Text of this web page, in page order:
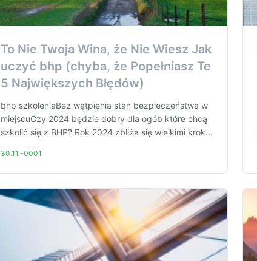
To Nie Twoja Wina, że Nie Wiesz Jak
uczyć bhp (chyba, że Popełniasz Te
5 Największych Błędów)
bhp szkoleniaBez wątpienia stan bezpieczeństwa w
miejscuCzy 2024 będzie dobry dla ogób które chcą
szkolić się z BHP? Rok 2024 zbliża się wielkimi krok...
30.11.-0001